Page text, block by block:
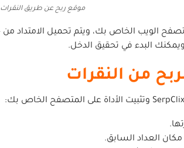
موقع ربح عن طريق النقرات
البدء في تحقيق الدخل.
مكان العداد السابق.